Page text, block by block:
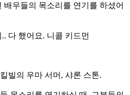
배우들의 목소리를 연기를 하셨어
다 했어요. 니콜 키드먼
빌의 우마 서머, 샤론 스톤.